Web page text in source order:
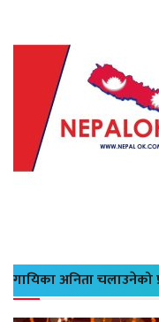
गायिका अनिता चलाउनेको